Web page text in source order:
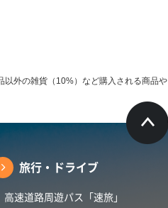
外の雑貨（10%）など購入される商品や
旅行・ドライブ
高速道路周遊パス「速旅」